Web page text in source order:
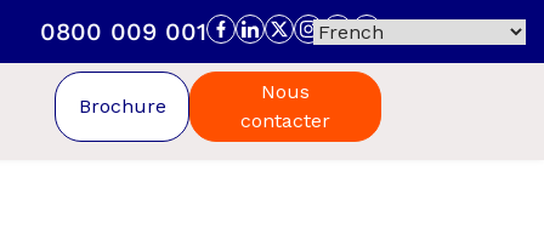
0800 009 001
Brochure
Nous
contacter